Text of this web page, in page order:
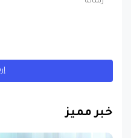
خبر مميز